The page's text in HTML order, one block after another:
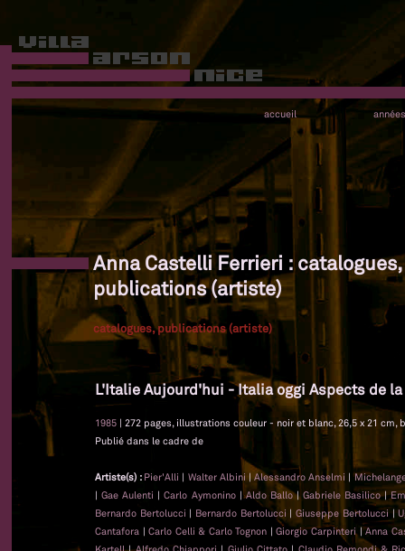
accueil années
Anna Castelli Ferrieri : catalogues,
publications (artiste)
catalogues, publications (artiste)
L'Italie Aujourd'hui - Italia oggi Aspects de
1985 | 272 pages, illustrations couleur - noir et blanc, 26,5 x 21 cm,
Publié dans le cadre de
Artiste(s) : Pier'Alli | Walter Albini |Alessandro Anselmi |
|Gae Aulenti |Carlo Aymonino|Aldo Ballo|Gabriele Basilico|
Bernardo Bertolucci | Bernardo Bertolucci |Giuseppe Bertolucci |
Cantafora |Carlo Celli & Carlo Tognon |Giorgio Carpinteri |Anna